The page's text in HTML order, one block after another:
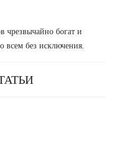
чрезвычайно богат и
всем без исключения.